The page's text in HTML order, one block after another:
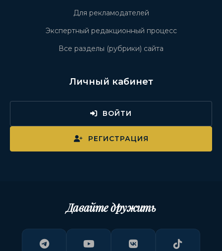
Для рекламодателей
Экспертный редакционный процесс
Все разделы (рубрики) сайта
Личный кабинет
ВОЙТИ
РЕГИСТРАЦИЯ
Давайте дружить